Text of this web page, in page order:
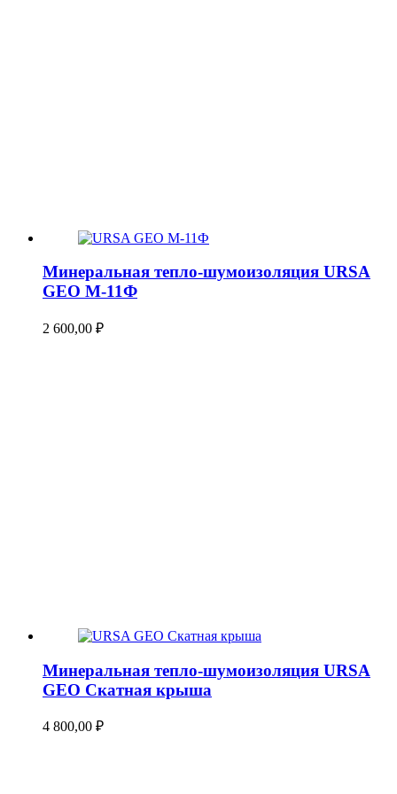
Минеральная тепло-шумоизоляция URSA
GEO М-11Ф
2 600,00 ₽
Минеральная тепло-шумоизоляция URSA
GEO Скатная крыша
4 800,00 ₽